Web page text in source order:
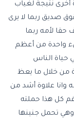
نتيجة لغياب
صديق ربما لا يرى
حقا لأمه ربما
واحدة من أعظم
حياة الناس
من خلال ما يعظ
وانا علاوة أشد من
كل هذا حملته
تحمل جنينها